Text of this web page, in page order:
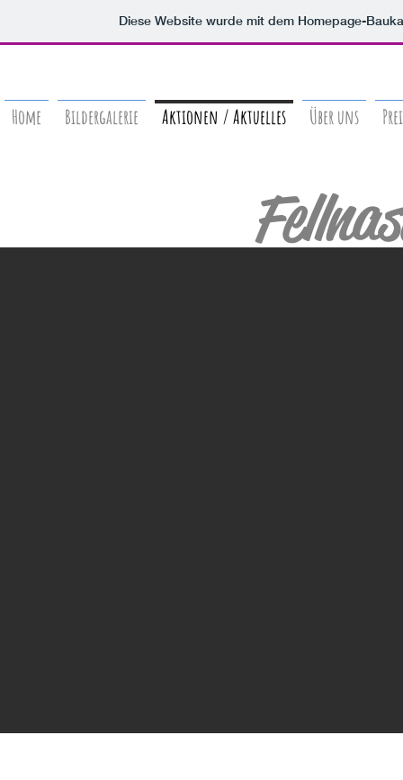
Diese Website wurde mit dem Homepage-
Home Bildergalerie Aktionen / Aktuelles Über uns